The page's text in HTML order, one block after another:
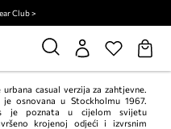
Club >
casual verzija za zahtjevne.
osnovana u Stockholmu 1967.
je poznata u cijelom svijetu
krojenoj odjeći i izvrsnim